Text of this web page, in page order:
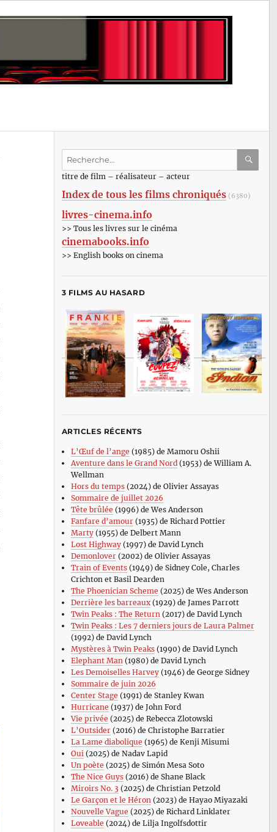
Recherche
:titre de film – réalisateur – acteur
Index de tous les films chroniqués (6380)
livres-cinema.info
>> Tous les livres sur le cinéma
cinemabooks.info
>> English books on cinema
3 FILMS AU HASARD
ARTICLES RÉCENTS
L’Œuf de l’ange (1985) de Mamoru Oshii
Aventure dans le Grand Nord(1953) de William A.
Wellman
Hors du temps(2024) de Olivier Assayas
Sommaire de juillet 2026
Tête brûlée (1996) de Wes Anderson
Fanfare d’amour(1935) de Richard Pottier
Marty(1955) de Delbert Mann
Lost Highway(1997) de David Lynch
Demonlover(2002) de Olivier Assayas
Train of Events(1949) de Sidney Cole, Charles
Crichton et Basil Dearden
The Phoenician Scheme (2025) de Wes Anderson
Derrière les barreaux(1929) de James Parrott
Twin Peaks : The Return(2017) de David Lynch
Twin Peaks : Les 7 derniers jours de Laura Palmer
(1992) de David Lynch
Mystères à Twin Peaks(1990) de David Lynch
Elephant Man(1980) de David Lynch
Les Demoiselles Harvey(1946) de George Sidney
Sommaire de juin 2026
Center Stage (1991) de Stanley Kwan
Hurricane (1937) de John Ford
Vie privée (2025) de Rebecca Zlotowski
L’Outsider(2016) de Christophe Barratier
La Lame diabolique (1965) de Kenji Misumi
Oui(2025) de Nadav Lapid
Un poète (2025) de Simón Mesa Soto
The Nice Guys(2016) de Shane Black
Miroirs No. 3 (2025) de Christian Petzold
Le Garçon et le Héron(2023) de Hayao Miyazaki
Nouvelle Vague (2025) de Richard Linklater
Loveable (2024) de Lilja Ingolfsdottir